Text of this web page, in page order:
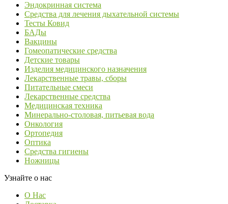
Эндокринная система
Средства для лечения дыхательной системы
Тесты Ковид
БАДы
Вакцины
Гомеопатические средства
Детские товары
Изделия медицинского назначения
Лекарственные травы, сборы
Питательные смеси
Лекарственные средства
Медицинская техника
Минерально-столовая, питьевая вода
Онкология
Ортопедия
Оптика
Средства гигиены
Ножницы
Узнайте о нас
О Нас